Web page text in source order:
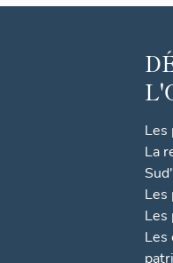
Les
La
Les
Les
Les